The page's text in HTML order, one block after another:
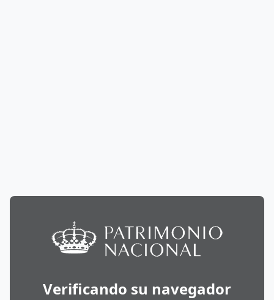
Verificando su navegador